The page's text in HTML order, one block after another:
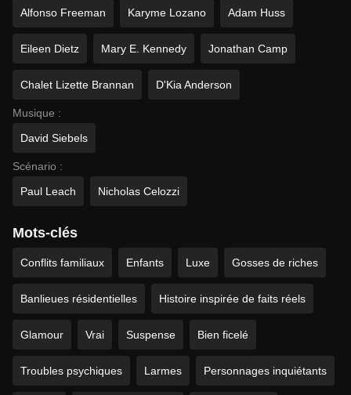
Alfonso Freeman Karyme Lozano Adam Huss
Eileen Dietz Mary E. Kennedy Jonathan Camp
Chalet Lizette Brannan D'Kia Anderson
Musique :
David Siebels
Scénario :
Paul Leach
Nicholas Celozzi
Mots-clés
Conflits familiaux Enfants Luxe Gosses de riches
Banlieues résidentielles Histoire inspirée de faits réels
Glamour Vrai Suspense Bien ficelé
Troubles psychiques Larmes Personnages inquiétants